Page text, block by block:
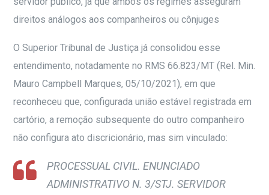
direitos análogos aos companheiros ou cônjuges
O Superior Tribunal de Justiça já consolidou esse
entendimento, notadamente no RMS 66.823/MT (Rel. Min.
Mauro Campbell Marques, 05/10/2021), em que
reconheceu que, configurada união estável registrada em
cartório, a remoção subsequente do outro companheiro
não configura ato discricionário, mas sim vinculado:
PROCESSUAL CIVIL. ENUNCIADO
ADMINISTRATIVO N. 3/STJ. SERVIDOR